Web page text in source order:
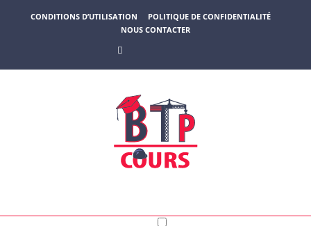
CONDITIONS D’UTILISATION
POLITIQUE DE CONFIDENTIALITÉ
NOUS CONTACTER